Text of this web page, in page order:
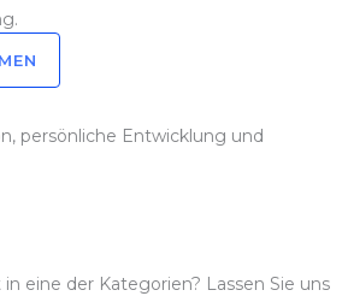
persönliche Entwicklung und
eine der Kategorien? Lassen Sie uns